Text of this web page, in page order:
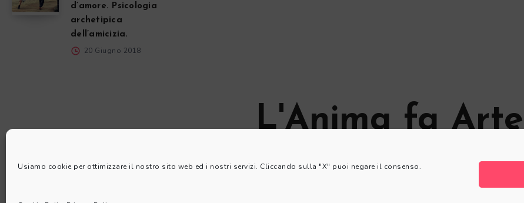
Usiamo cookie per ottimizzare il nostro sito web ed i nostri servizi. Cliccando sulla "X" puoi negare il consenso.
d’amore. Psicologia
archetipica
dell’amicizia.
20 Giugno 2018
L'Anima fa Arte
© L'Anima fa Arte